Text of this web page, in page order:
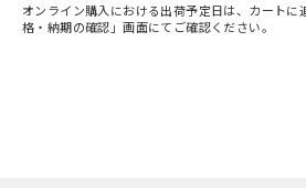
オンライン購入における出荷予定日は、カートに
格・納期の確認」画面にてご確認ください。